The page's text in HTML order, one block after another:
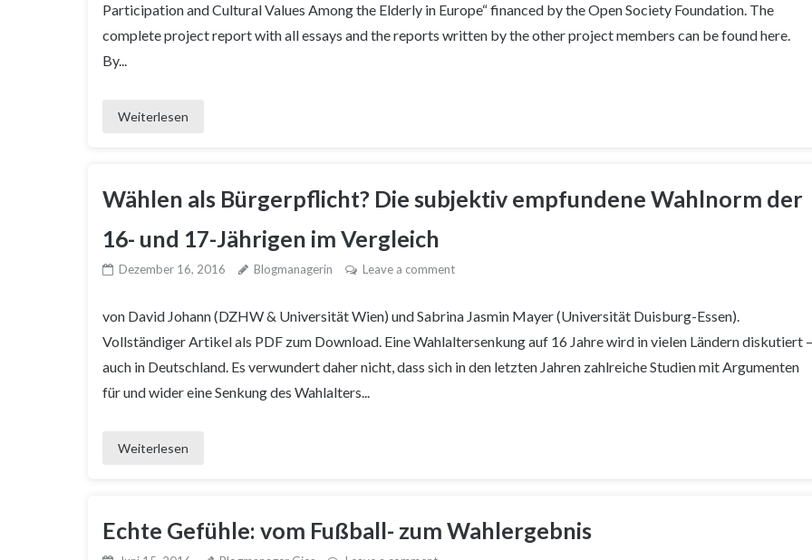
Participation and Cultural Values Among the Elderly in Europe“ financed by the Open Society Foundation. The
complete project report with all essays and the reports written by the other project members can be found here.
By...
Weiterlesen
Wählen als Bürgerpflicht? Die subjektiv empfundene Wahlnorm der
16- und 17-Jährigen im Vergleich
Dezember 16, 2016 Blogmanagerin Leave a comment
von David Johann (DZHW & Universität Wien) und Sabrina Jasmin Mayer (Universität Duisburg-Essen).
Vollständiger Artikel als PDF zum Download. Eine Wahlaltersenkung auf 16 Jahre wird in vielen Ländern diskutiert
auch in Deutschland. Es verwundert daher nicht, dass sich in den letzten Jahren zahlreiche Studien mit Argumenten
für und wider eine Senkung des Wahlalters...
Weiterlesen
Echte Gefühle: vom Fußball- zum Wahlergebnis